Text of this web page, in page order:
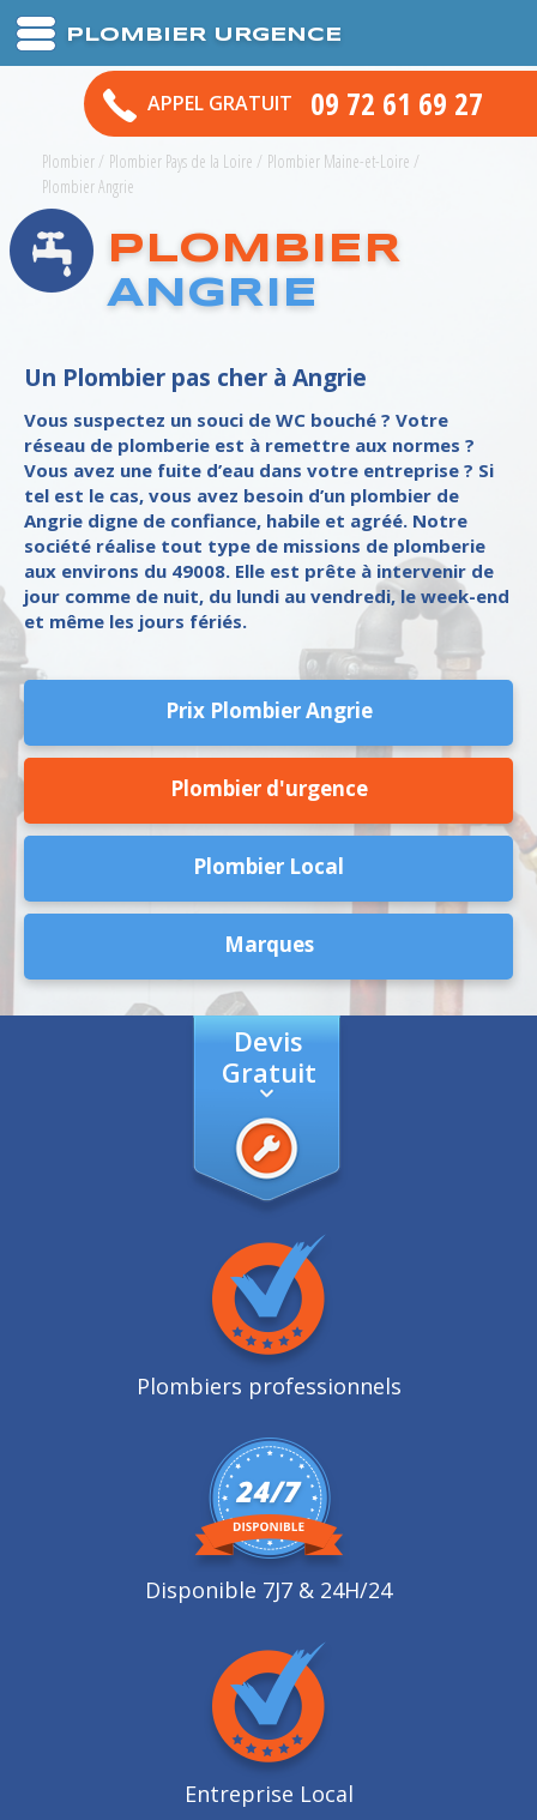
PLOMBIER URGENCE
APPEL GRATUIT 09 72 61 69 27
Plombier/ Plombier Pays de la Loire / Plombier Maine-et-Loire /
Plombier Angrie
PLOMBIER
ANGRIE
Un Plombier pas cher à Angrie
Vous suspectez un souci de WC bouché ? Votre
réseau de plomberie est à remettre aux normes ?
Vous avez une fuite d’eau dans votre entreprise ? Si
tel est le cas, vous avez besoin d’un plombier de
Angrie digne de confiance, habile et agréé. Notre
société réalise tout type de missions de plomberie
aux environs du 49008. Elle est prête à intervenir de
jour comme de nuit, du lundi au vendredi, le week-end
et même les jours fériés.
Prix Plombier Angrie
Plombier d'urgence
Plombier Local
Marques
Devis
Gratuit
Plombiers professionnels
Disponible 7J7 & 24H/24
Entreprise Local